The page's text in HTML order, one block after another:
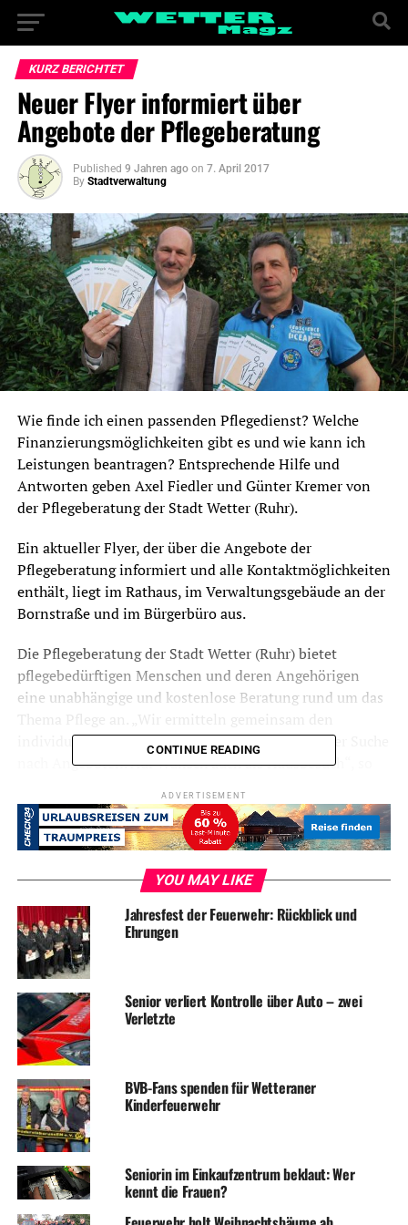
KURZ BERICHTET
Neuer Flyer informiert über
Angebote der Pflegeberatung
Published 9 Jahren ago on 7. April 2017
By Stadtverwaltung
Wie finde ich einen passenden Pflegedienst? Welche
Finanzierungsmöglichkeiten gibt es und wie kann ich
Leistungen beantragen? Entsprechende Hilfe und
Antworten geben Axel Fiedler und Günter Kremer von
der Pflegeberatung der Stadt Wetter (Ruhr).
Ein aktueller Flyer, der über die Angebote der
Pflegeberatung informiert und alle Kontaktmöglichkeiten
enthält, liegt im Rathaus, im Verwaltungsgebäude an der
Bornstraße und im Bürgerbüro aus.
Die Pflegeberatung der Stadt Wetter (Ruhr) bietet
pflegebedürftigen Menschen und deren Angehörigen
eine unabhängige und kostenlose Beratung rund um das
individuellen Hilfebedarf und unterstützen bei der Suche
nach Angeboten. Auf Wunsch auch als Hausbesuch“, so
Eine optimale Betreuung mit individuellen notwendigen
Hilfen vorzubereiten und zu organisieren ist für
pflegebedürftige Menschen und ihre Angehörigen
vielfach sehr belastend. Mitunter nehmen sie Leistungen
gar nicht in Anspruch, weil der Überblick über die
vielschichtigen Angebote fehlt. Demgegenüber kann eine
professionelle Pflegeberatung die Orientierung
verbessern und bei Bedarf dazu beitragen, medizinische,
pflegerische, soziale und hauswirtschaftliche Hilfen unter
Berücksichtigung der jeweiligen Lebenssituation zu
koordinieren.
„Unser Ziel ist es, durch eine persönliche Beratung und
Unterstützung sicherzustellen, dass die Menschen
möglichst lange in ihren eigenen vier Wänden leben
können“, so Fiedler.
CONTINUE READING
ADVERTISEMENT
YOU MAY LIKE
Jahresfest der Feuerwehr: Rückblick und
Ehrungen
Senior verliert Kontrolle über Auto – zwei
Verletzte
BVB-Fans spenden für Wetteraner
Kinderfeuerwehr
Seniorin im Einkaufzentrum beklaut: Wer
kennt die Frauen?